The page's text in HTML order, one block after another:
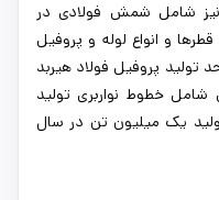
شامل شمش فولادی در
و انواع لوله و پروفیل
پروفیل فولاد هیربد
شامل خطوط نواربری تولید
یک میلیون تن در سال